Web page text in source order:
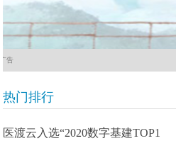
广告
热门排行
医渡云入选“2020数字基建TOP1